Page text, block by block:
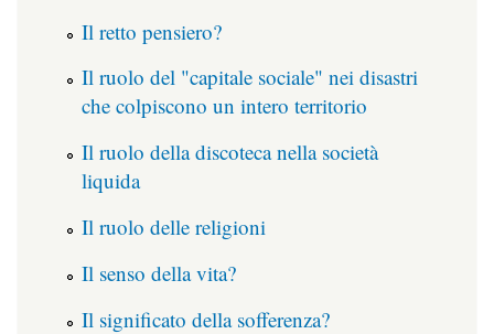
Il retto pensiero?
Il ruolo del "capitale sociale" nei disastri
che colpiscono un intero territorio
Il ruolo della discoteca nella società
liquida
Il ruolo delle religioni
Il senso della vita?
Il significato della sofferenza?